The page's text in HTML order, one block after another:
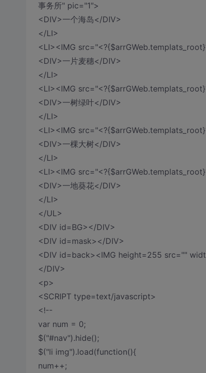
事务所" pic="1">
<DIV>一个海岛</DIV>
</LI>
<LI><IMG
<DIV>一片麦穗</DIV>
</LI>
<LI><IMG
<DIV>一树绿叶</DIV>
</LI>
<LI><IMG
<DIV>一棵大树</DIV>
</LI>
<LI><IMG
<DIV>一地葵花</DIV>
</LI>
</UL>
<DIV id=BG></DIV>
<DIV id=mask></DIV>
<DIV id=back><IMG height=255 src=""
</DIV>
<p>
<SCRIPT type=text/javascript>
<!--
var num = 0;
$("#nav").hide();
$("li img").load(function(){
num++;